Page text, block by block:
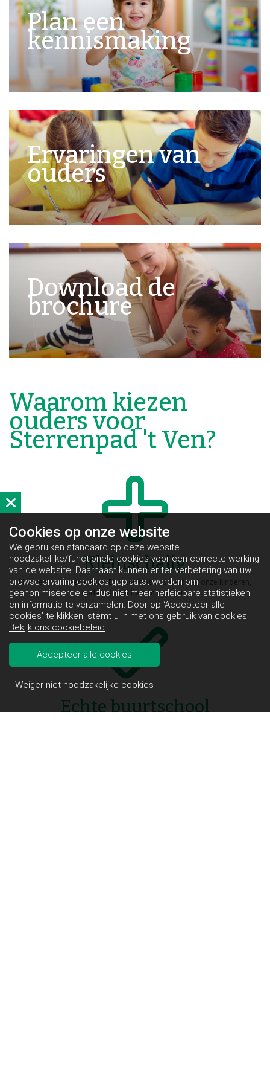
Plan een
kennismaking
Ervaringen van
ouders
Download de
brochure
Waarom kiezen
ouders voor
Sterrenpad 't Ven?
Kleinschalig
Hier kent iedereen elkaar. Er is een open contact met onze kinderen,
ouders en het hele schoolteam.
Echte buurtschool
Cookies op onze website
We gebruiken standaard op deze website
noodzakelijke/functionele cookies voor een correcte werking
van de website. Daarnaast kunnen er ter verbetering van uw
browse-ervaring cookies geplaatst worden om
geanonimiseerde en dus niet meer herleidbare statistieken
en informatie te verzamelen. Door op ‘Accepteer alle
cookies’ te klikken, stemt u in met ons gebruik van cookies.
Bekijk ons cookiebeleid
Accepteer alle cookies
Weiger niet-noodzakelijke cookies